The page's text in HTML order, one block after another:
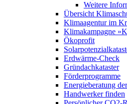
Weitere
Übersicht
Klimaagentur im
Klimakampagne
Ökoprofit
Erdwärme-Check
Gründachkataster
Förderprogramme
Energieberatung
Handwerker finden